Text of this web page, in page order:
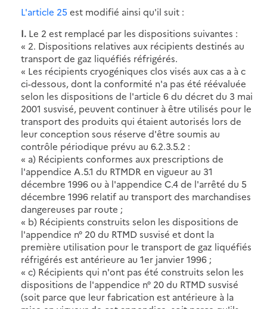
L'article 25 est modifié ainsi qu'il suit :
I. Le 2 est remplacé par les dispositions suivantes :
« 2. Dispositions relatives aux récipients destinés au
transport de gaz liquéfiés réfrigérés.
« Les récipients cryogéniques clos visés aux cas a à c
ci-dessous, dont la conformité n'a pas été réévaluée
selon les dispositions de l'article 6 du décret du 3 mai
2001 susvisé, peuvent continuer à être utilisés pour le
transport des produits qui étaient autorisés lors de
leur conception sous réserve d'être soumis au
contrôle périodique prévu au 6.2.3.5.2 :
« a) Récipients conformes aux prescriptions de
l'appendice A.5.1 du RTMDR en vigueur au 31
décembre 1996 ou à l'appendice C.4 de l'arrêté du 5
décembre 1996 relatif au transport des marchandises
dangereuses par route ;
« b) Récipients construits selon les dispositions de
l'appendice n° 20 du RTMD susvisé et dont la
première utilisation pour le transport de gaz liquéfiés
réfrigérés est antérieure au 1er janvier 1996 ;
« c) Récipients qui n'ont pas été construits selon les
dispositions de l'appendice n° 20 du RTMD susvisé
(soit parce que leur fabrication est antérieure à la